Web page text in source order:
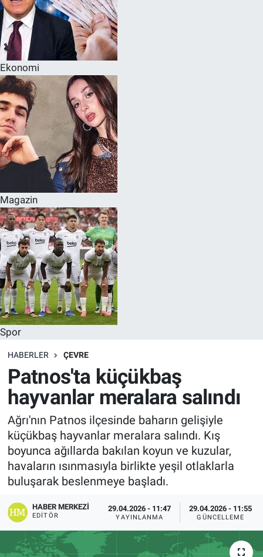
Ekonomi
Magazin
Spor
HABERLER ÇEVRE
Patnos'ta küçükbaş
hayvanlar meralara salındı
Ağrı'nın Patnos ilçesinde baharın gelişiyle
küçükbaş hayvanlar meralara salındı. Kış
boyunca ağıllarda bakılan koyun ve kuzular,
havaların ısınmasıyla birlikte yeşil otlaklarla
buluşarak beslenmeye başladı.
HABER MERKEZI
EDITÖR
29.04.2026 - 11:47
YAYINLANMA
29.04.2026 - 11:55
GÜNCELLEME